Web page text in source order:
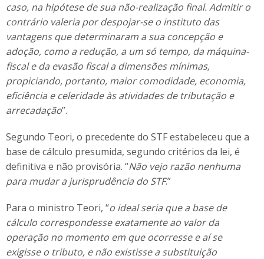
caso, na hipótese de sua não-realização final. Admitir o
contrário valeria por despojar-se o instituto das
vantagens que determinaram a sua concepção e
adoção, como a redução, a um só tempo, da máquina-
fiscal e da evasão fiscal a dimensões mínimas,
propiciando, portanto, maior comodidade, economia,
eficiência e celeridade às atividades de tributação e
arrecadação”.
Segundo Teori, o precedente do STF estabeleceu que a
base de cálculo presumida, segundo critérios da lei, é
definitiva e não provisória. “Não vejo razão nenhuma
para mudar a jurisprudência do STF.”
Para o ministro Teori, “o ideal seria que a base de
cálculo correspondesse exatamente ao valor da
operação no momento em que ocorresse e aí se
exigisse o tributo, e não existisse a substituição